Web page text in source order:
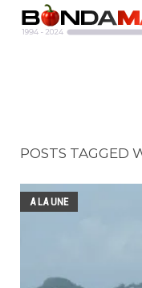
POSTS TAGGED
A LA UNE